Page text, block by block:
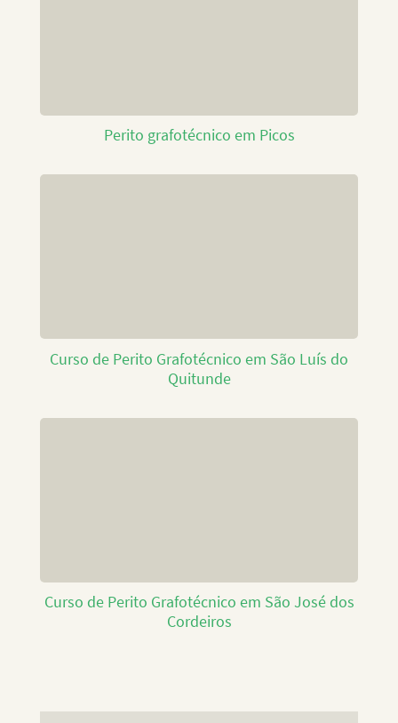
Perito grafotécnico em Picos
Curso de Perito Grafotécnico em São Luís do
Quitunde
Curso de Perito Grafotécnico em São José dos
Cordeiros